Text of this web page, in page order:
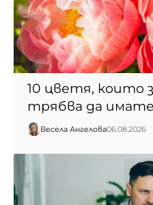
10 цветя, които
трябва да
Весела Ангелова06.08.2026